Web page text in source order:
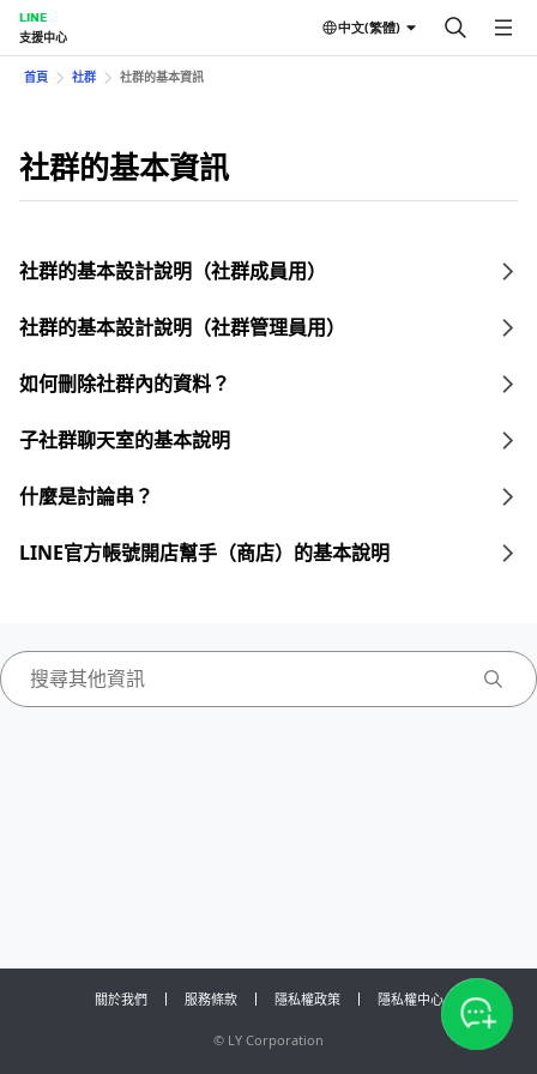
LINE
支援中心
中文(繁體)
首頁 社群 社群的基本資訊
社群的基本資訊
社群的基本設計說明（社群成員用）
社群的基本設計說明（社群管理員用）
如何刪除社群內的資料？
子社群聊天室的基本說明
什麼是討論串？
LINE官方帳號開店幫手（商店）的基本說明
關於我們 服務條款 隱私權政策 隱私權中心
© LY Corporation